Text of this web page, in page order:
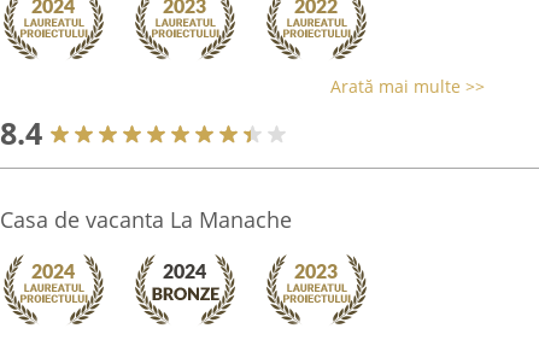
Arată mai multe >>
8.4
Casa de vacanta La Manache